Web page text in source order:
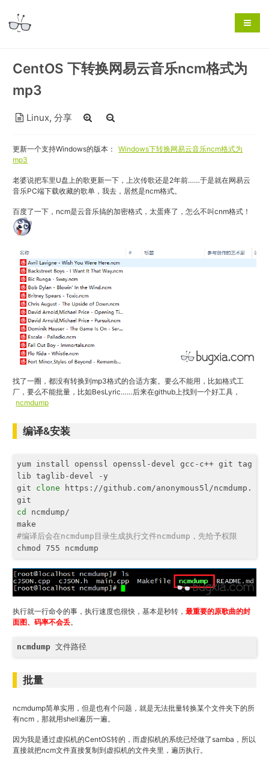
CentOS 下转换网易云音乐ncm格式为
mp3
Linux,分享
更新一个支持Windows的版本：
Windows下转换网易云音乐ncm格式为
mp3
老婆说把车里U盘上的歌更新一下，上次传歌还是2年前……于是就在网易云
音乐PC端下载收藏的歌单，我去，居然是ncm格式。
百度了一下，ncm是云音乐搞的加密格式，太蛋疼了，怎么不叫cnm格式！
找了一圈，都没有转换到mp3格式的合适方案。要么不能用，比如格式工
厂，要么不能批量，比如BesLyric……后来在github上找到一个好工具，
ncmdump
编译&安装
yum install openssl openssl-devel gcc-c++ git tag
lib taglib-devel -y
git clone https://github.com/anonymous5l/ncmdump.
cd
ncmdump/
#编译后会在ncmdump目录生成执行文件ncmdump，先给予权限
chmod 755 ncmdump
执行就一行命令的事，执行速度也很快，基本是秒转，最重要的原歌曲的封
面图、码率不会丢。
ncmdump 文件路径
批量
ncmdump简单实用，但是也有个问题，就是无法批量转换某个文件夹下的所
有ncm，那就用shell遍历一遍。
因为我是通过虚拟机的CentOS转的，而虚拟机的系统已经做了samba，所以
直接就把ncm文件直接复制到虚拟机的文件夹里，遍历执行。